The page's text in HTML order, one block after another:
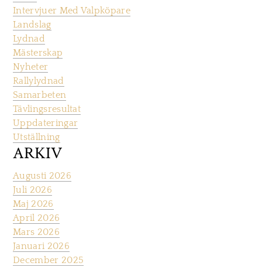
Intervjuer Med Valpköpare
Landslag
Lydnad
Mästerskap
Nyheter
Rallylydnad
Samarbeten
Tävlingsresultat
Uppdateringar
Utställning
ARKIV
Augusti 2026
Juli 2026
Maj 2026
April 2026
Mars 2026
Januari 2026
December 2025